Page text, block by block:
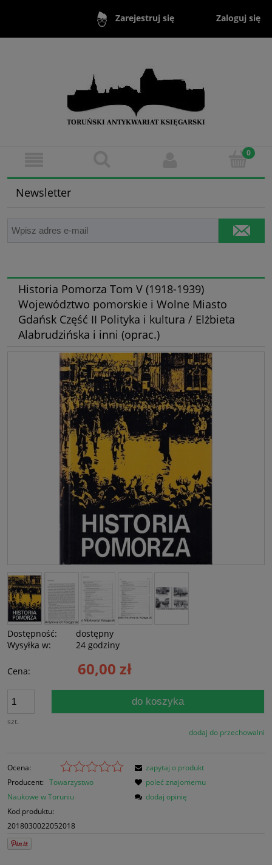
Zarejestruj się Zaloguj się
Newsletter
Historia Pomorza Tom V (1918-1939)
Województwo pomorskie i Wolne Miasto
Gdańsk Część II Polityka i kultura / Elżbieta
Alabrudzińska i inni (oprac.)
Dostępność:
dostępny
Wysyłka w:
24 godziny
Cena: 60,00 zł
szt.
do koszyka
dodaj do przechowalni
Ocena:
Producent: Towarzystwo
Naukowe w Toruniu
Kod produktu:
2018030022052018
zapytaj o produkt
poleć znajomemu
dodaj opinię